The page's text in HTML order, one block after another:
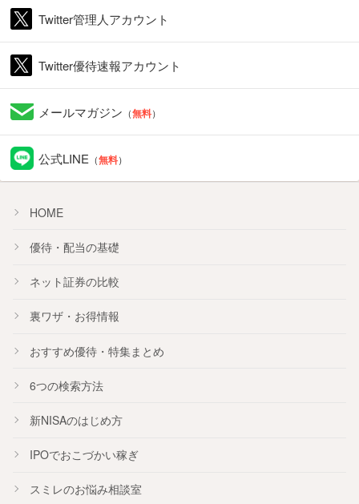
Twitter管理人アカウント
Twitter優待速報アカウント
メールマガジン （無料）
公式LINE （無料）
HOME
優待・配当の基礎
ネット証券の比較
裏ワザ・お得情報
おすすめ優待・ 特集まとめ
6つの検索方法
新NISAのはじめ方
IPOでおこづかい稼ぎ
スミレのお悩み相談室